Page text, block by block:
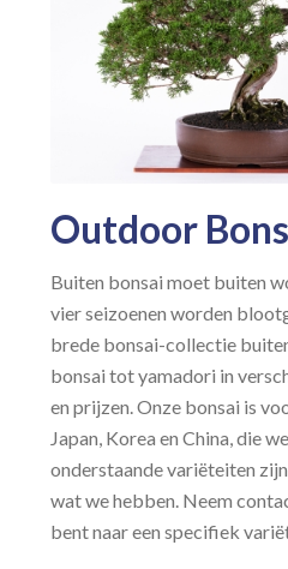
Outdoor
Buiten bonsai moet buiten
vier seizoenen worden
brede bonsai-collectie
bonsai tot yamadori in
en prijzen. Onze bonsai is
Japan, Korea en China, die
onderstaande variëteiten
wat we hebben. Neem
bent naar een specifiek